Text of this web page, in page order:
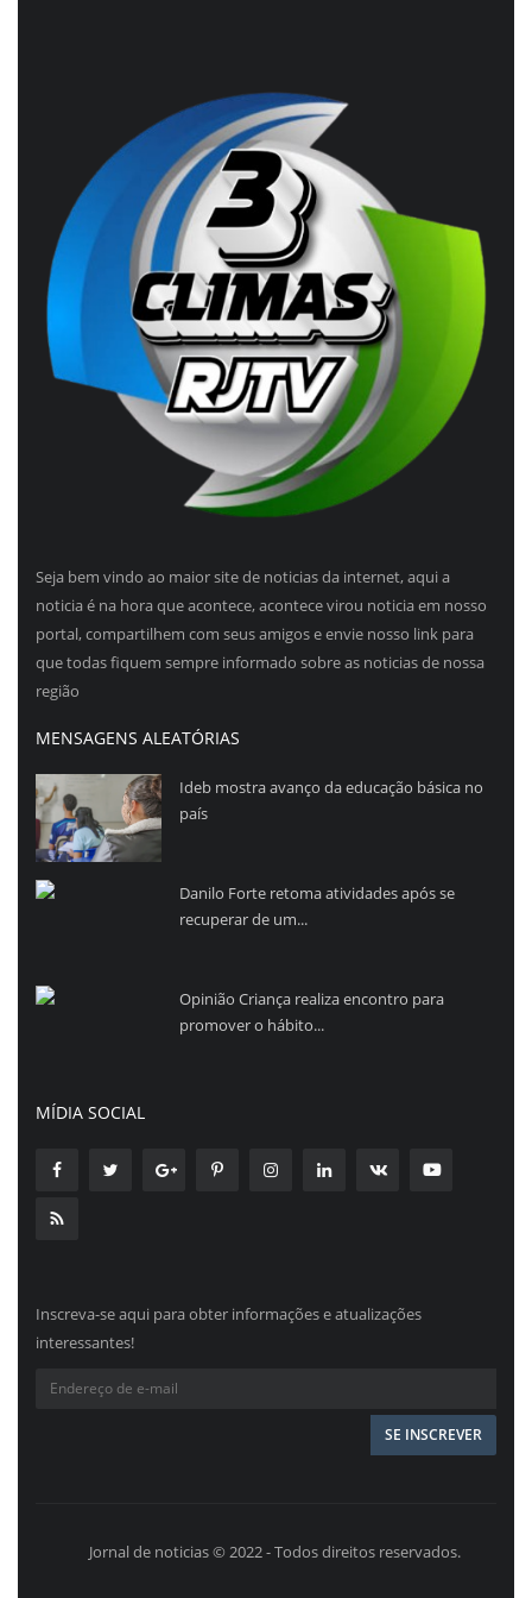
Seja bem vindo ao maior site de noticias da internet, aqui a
noticia é na hora que acontece, acontece virou noticia em nosso
portal, compartilhem com seus amigos e envie nosso link para
que todas fiquem sempre informado sobre as noticias de nossa
região
MENSAGENS ALEATÓRIAS
Ideb mostra avanço da educação básica no
país
Danilo Forte retoma atividades após se
recuperar de um...
Opinião Criança realiza encontro para
promover o hábito...
MÍDIA SOCIAL
Inscreva-se aqui para obter informações e atualizações
interessantes!
Jornal de noticias © 2022 - Todos direitos reservados.